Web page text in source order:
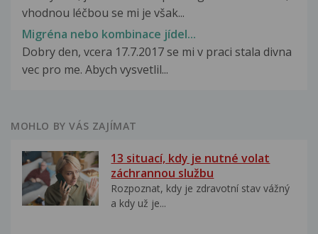
vhodnou léčbou se mi je však...
Migréna nebo kombinace jídel...
Dobry den, vcera 17.7.2017 se mi v praci stala divna
vec pro me. Abych vysvetlil...
MOHLO BY VÁS ZAJÍMAT
13 situací, kdy je nutné volat
záchrannou službu
Rozpoznat, kdy je zdravotní stav vážný
a kdy už je...